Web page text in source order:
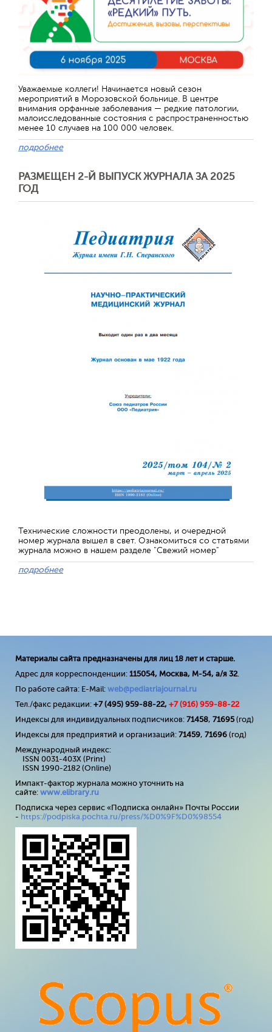
Уважаемые коллеги! Начинается новый сезон
мероприятий в Морозовской больнице. В центре
внимания орфанные заболевания — редкие патологии,
малоисследованные состояния с распространенностью
менее 10 случаев на 100 000 человек.
подробнее
РАЗМЕЩЕН 2-Й ВЫПУСК ЖУРНАЛА ЗА 2025
ГОД
Технические сложности преодолены, и очередной
номер журнала вышел в свет. Ознакомиться со статьями
журнала можно в нашем разделе "Свежий номер"
подробнее
Материалы сайта предназначены для лиц 18 лет и старше.
Адрес для корреспонденции: 115054, Москва, М-54, а/я 32.
По работе сайта: E-Mail: web@pediatriajournal.ru
Тел./факс редакции: +7 (495) 959-88-22, +7 (916) 959-88-22
Индексы для индивидуальных подписчиков: 71458, 71695(год)
Индексы для предприятий и организаций: 71459, 71696 (год)
Международный индекс:
ISSN 0031-403X (Print)
ISSN 1990-2182 (Online)
Импакт-фактор журнала можно уточнить на
сайте: www.elibrary.ru
Подписка через сервис «Подписка онлайн» Почты России
- https://podpiska.pochta.ru/press/%D0%9F%D0%98554